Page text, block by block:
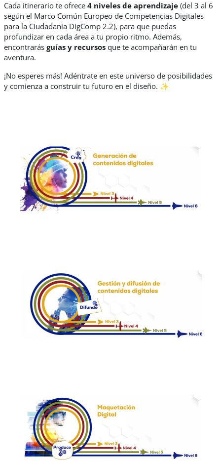
Cada itinerario te ofrece 4 niveles de aprendizaje (del 3 al 6
según el Marco Común Europeo de Competencias Digitales
para la Ciudadanía DigComp 2.2), para que puedas
profundizar en cada área a tu propio ritmo. Además,
encontrarás guías y recursos que te acompañarán en tu
aventura.
¡No esperes más! Adéntrate en este universo de posibilidades
y comienza a construir tu futuro en el diseño. ✨